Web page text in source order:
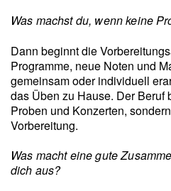
Was machst du, wenn keine
Dann beginnt die
Programme, neue Noten und
gemeinsam oder individuell
das Üben zu Hause. Der Beruf
Proben und Konzerten,
Vorbereitung.
Was macht eine gute
dich aus?